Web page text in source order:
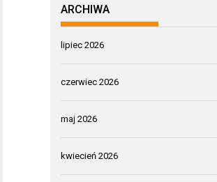
ARCHIWA
lipiec 2026
czerwiec 2026
maj 2026
kwiecień 2026